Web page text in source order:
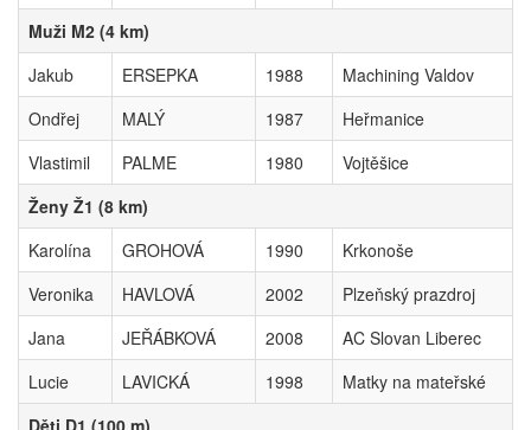
Muži M2 (4 km)
Jakub
ERSEPKA 1988
Machining Valdov
Ondřej
MALÝ 1987
Heřmanice
Vlastimil
PALME 1980
Vojtěšice
Ženy Ž1 (8 km)
Karolína
GROHOVÁ 1990
Krkonoše
Veronika
HAVLOVÁ 2002
Plzeňský prazdroj
Jana
JEŘÁBKOVÁ 2008
AC Slovan Liberec
Lucie
LAVICKÁ 1998
Matky na mateřské
Děti D1 (100 m)